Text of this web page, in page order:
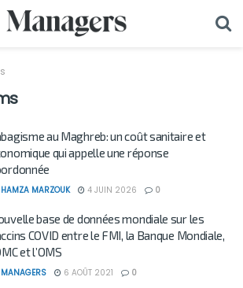
au Maghreb: un coût sanitaire et
qui appelle une réponse
HAMZA MARZOUK 4 JUIN 2026 0
base de données mondiale sur les
COVID entre le FMI, la Banque Mondiale,
et l’OMS
MANAGERS 6 AOÛT 2021 0